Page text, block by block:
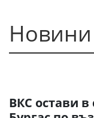
Новини
ВКС остави